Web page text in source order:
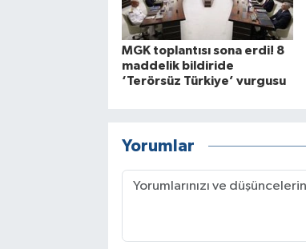
MGK toplantısı sona erdi! 8
maddelik bildiride
‘Terörsüz Türkiye’ vurgusu
Yorumlar